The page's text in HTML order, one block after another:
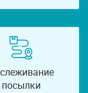
посылки